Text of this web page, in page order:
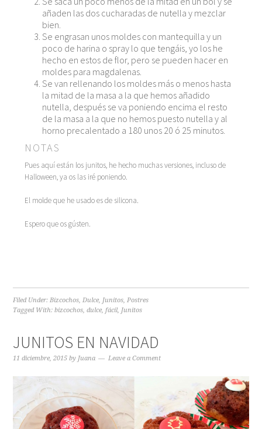
añaden las dos cucharadas de nutella y mezclar
bien.
Se engrasan unos moldes con mantequilla y un
poco de harina o spray lo que tengáis, yo los he
hecho en estos de flor, pero se pueden hacer en
moldes para magdalenas.
Se van rellenando los moldes más o menos hasta
la mitad de la masa a la que hemos añadido
nutella, después se va poniendo encima el resto
de la masa a la que no hemos puesto nutella y al
horno precalentado a 180 unos 20 ó 25 minutos.
NOTAS
Pues aquí están los junitos, he hecho muchas versiones, incluso de
Halloween, ya os las iré poniendo.
El molde que he usado es de silicona.
Espero que os gústen.
Filed Under:Bizcochos,Dulce, Junitos,Postres
Tagged With:bizcochos,dulce,fácil, Junitos
JUNITOS EN NAVIDAD
11 diciembre, 2015 by Juana Leave a Comment